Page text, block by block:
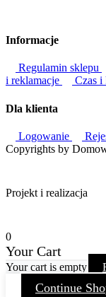
Informacje
Regulamin sklepu
i reklamacje
Czas i
Dla klienta
Logowanie
Copyrights by
Projekt i realizacja
0
Your Cart
Your cart is empty
Continue